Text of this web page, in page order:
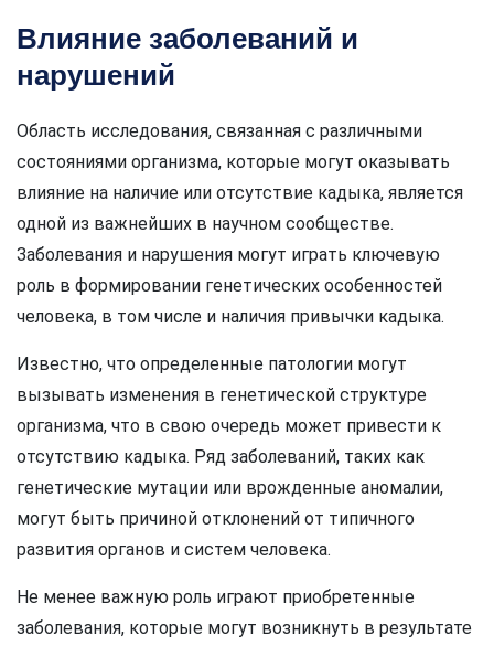
Влияние заболеваний и
нарушений
Область исследования, связанная с различными
состояниями организма, которые могут оказывать
влияние на наличие или отсутствие кадыка, является
одной из важнейших в научном сообществе.
Заболевания и нарушения могут играть ключевую
роль в формировании генетических особенностей
человека, в том числе и наличия привычки кадыка.
Известно, что определенные патологии могут
вызывать изменения в генетической структуре
организма, что в свою очередь может привести к
отсутствию кадыка. Ряд заболеваний, таких как
генетические мутации или врожденные аномалии,
могут быть причиной отклонений от типичного
развития органов и систем человека.
Не менее важную роль играют приобретенные
заболевания, которые могут возникнуть в результате